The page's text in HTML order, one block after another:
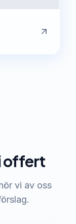
offert
vi av oss